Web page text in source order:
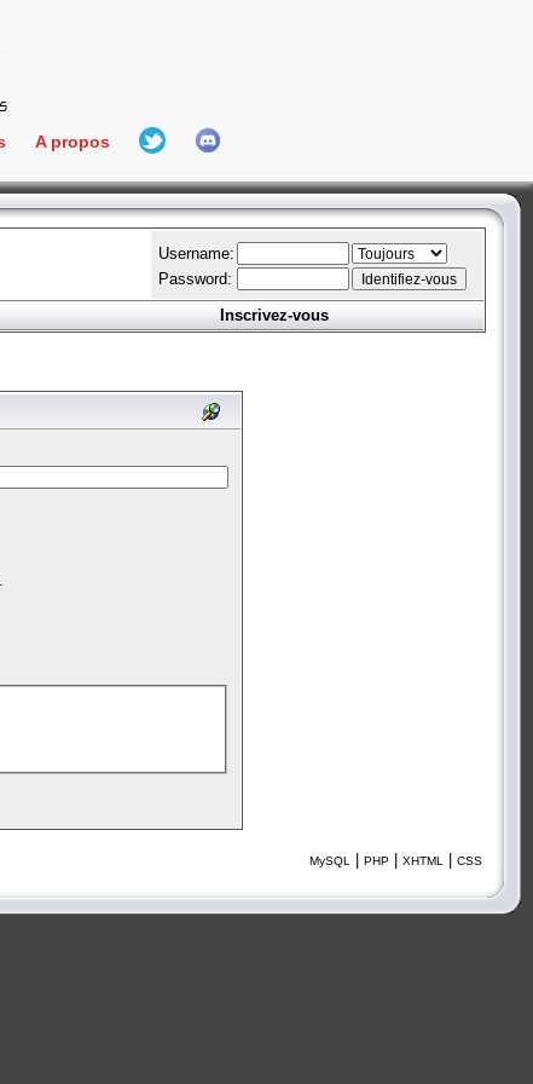
A propos
L'équipe
Hall Of Fame
Username:
Password:
Inscrivez-vous
MySQL | PHP | XHTML | CSS